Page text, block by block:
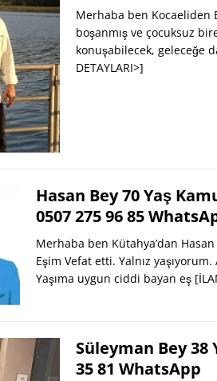
Merhaba ben Kocaeliden
boşanmış ve çocuksuz
konuşabilecek, geleceğe
DETAYLARI>]
Hasan Bey 70 Yaş
0507 275 96 85
Merhaba ben Kütahya’dan
Eşim Vefat etti. Yalnız
Yaşıma uygun ciddi bayan eş
Süleyman Bey 38
35 81 WhatsApp